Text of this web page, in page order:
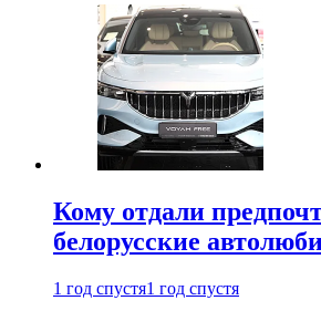
Кому отдали
белорусские
1 год спустя1 год спустя